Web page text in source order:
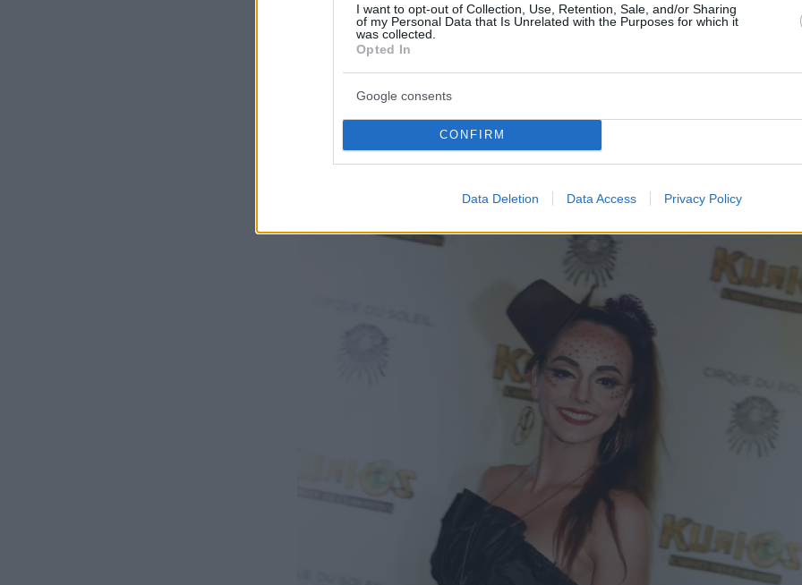
I want to opt-out of Collection, Use, Retention, Sale, and/or Sharing
of my Personal Data that Is Unrelated with the Purposes for which it
was collected.
Opted In
Google consents
CONFIRM
Data Deletion Data Access Privacy Policy